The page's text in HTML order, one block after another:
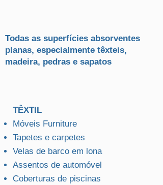
Todas as superfícies absorventes
planas, especialmente têxteis,
madeira, pedras e sapatos
TÊXTIL
Móveis Furniture
Tapetes e carpetes
Velas de barco em lona
Assentos de automóvel
Coberturas de piscinas